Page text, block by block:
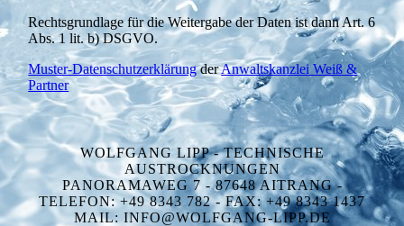
Rechtsgrundlage für die Weitergabe der Daten ist dann Art. 6
Abs. 1 lit. b) DSGVO.
Muster-DatenschutzerklärungderAnwaltskanzlei Weiß &
Partner
WOLFGANG LIPP - TECHNISCHE
AUSTROCKNUNGEN
PANORAMAWEG 7 - 87648 AITRANG -
TELEFON: +49 8343 782 - FAX: +49 8343 1437
MAIL: INFO@WOLFGANG-LIPP.DE